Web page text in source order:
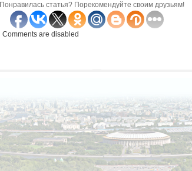
Понравилась статья? Порекомендуйте своим друзьям!
Comments are disabled